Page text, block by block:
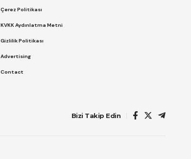
Çerez Politikası
KVKK Aydınlatma Metni
Gizlilik Politikası
Advertising
Contact
Bizi Takip Edin